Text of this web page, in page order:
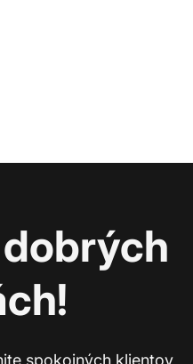
spokojných klientov